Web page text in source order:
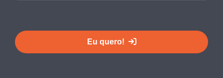
Eu quero!